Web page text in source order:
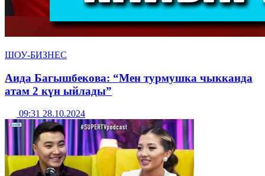
ШОУ-БИЗНЕС
Аида Багышбекова: “Мен турмушка чыкканда
атам 2 күн ыйлады”
09:31 28.10.2024